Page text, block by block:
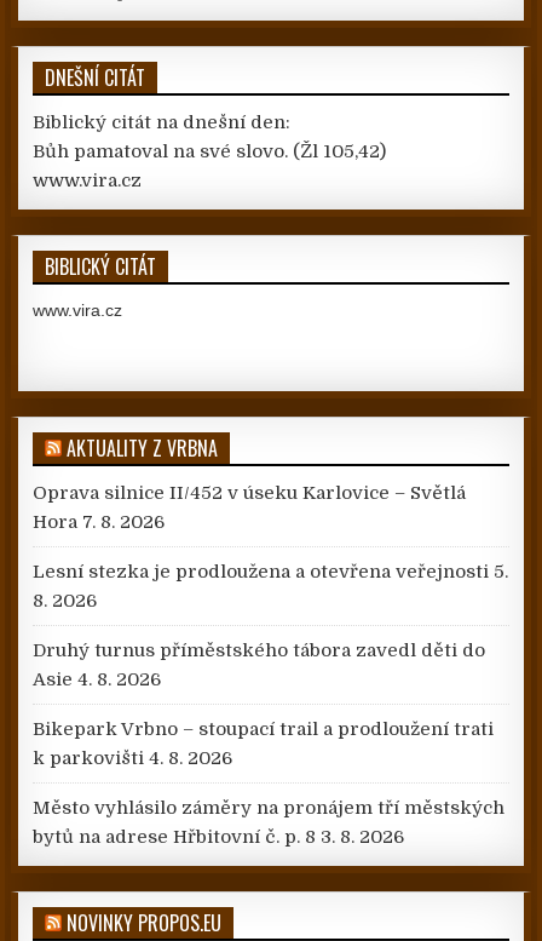
DNEŠNÍ CITÁT
Biblický citát na dnešní den:
Bůh pamatoval na své slovo. (Žl 105,42)
www.vira.cz
BIBLICKÝ CITÁT
www.vira.cz
AKTUALITY Z VRBNA
Oprava silnice II/452 v úseku Karlovice – Světlá
Hora 7. 8. 2026
Lesní stezka je prodloužena a otevřena veřejnosti 5.
8. 2026
Druhý turnus příměstského tábora zavedl děti do
Asie 4. 8. 2026
Bikepark Vrbno – stoupací trail a prodloužení trati
k parkovišti 4. 8. 2026
Město vyhlásilo záměry na pronájem tří městských
bytů na adrese Hřbitovní č. p. 8 3. 8. 2026
NOVINKY PROPOS.EU